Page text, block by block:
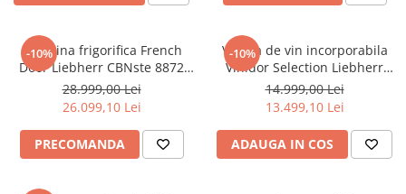
-10%
Combina frigorifica French
Door Liebherr CBNste 8872
Premium, BioFresh si NoFrost,
IceMaker, DuoCooling, 522 l,
Clasa E
28.999,00 Lei
26.099,10 Lei
PRECOMANDA
-10%
Vitrina de vin incorporabila
Vinidor Selection Liebherr
UWpri 3782, doua zone, 101 l,
38 sticle, UVProtect Plus,
HumiditySelect,
SmartDeviceBox, Clasa F
14.999,00 Lei
13.499,10 Lei
ADAUGA IN COS